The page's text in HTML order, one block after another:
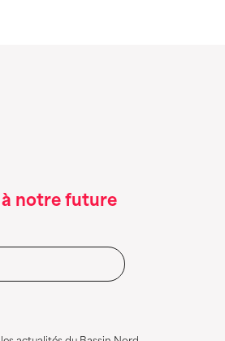
à notre future